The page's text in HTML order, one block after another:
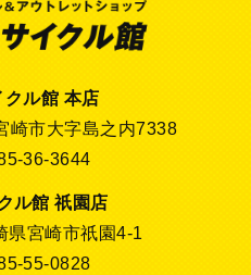
ル館 本店
崎市大字島之内7338
36-3644
ル館 祇園店
県宮崎市祇園4-1
55-0828